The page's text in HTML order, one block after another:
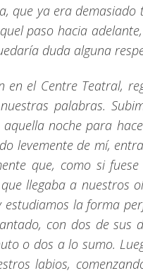
que ya era
paso hacia
duda alguna
en el Centre Teatral,
palabras.
noche para
levemente de mí,
que, como si
llegaba a nuestros
la forma
con dos de
o dos a lo sumo.
labios,